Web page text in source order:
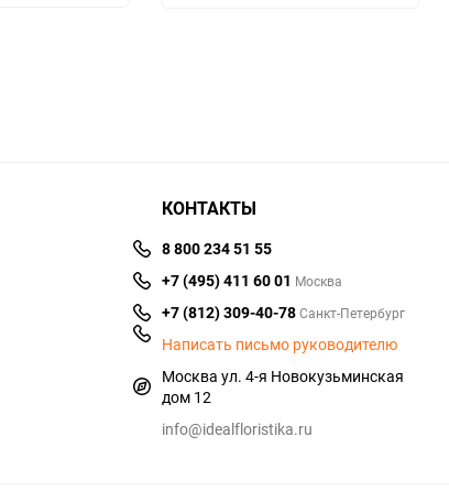
КОНТАКТЫ
8 800 234 51 55
+7 (495) 411 60 01 Москва
+7 (812) 309-40-78Санкт-Петербург
Написать письмо руководителю
Москва ул. 4-я Новокузьминская
дом 12
info@idealfloristika.ru